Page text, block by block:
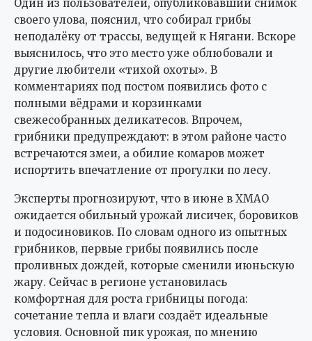
Один из пользователей, опубликовавший снимок
своего улова, пояснил, что собирал грибы
неподалёку от трассы, ведущей к Нягани. Вскоре
выяснилось, что это место уже облюбовали и
другие любители «тихой охоты». В
комментариях под постом появились фото с
полными вёдрами и корзинками
свежесобранных деликатесов. Впрочем,
грибники предупреждают: в этом районе часто
встречаются змеи, а обилие комаров может
испортить впечатление от прогулки по лесу.
Эксперты прогнозируют, что в июне в ХМАО
ожидается обильный урожай лисичек, боровиков
и подосиновиков. По словам одного из опытных
грибников, первые грибы появились после
проливных дождей, которые сменили июньскую
жару. Сейчас в регионе установилась
комфортная для роста грибницы погода:
сочетание тепла и влаги создаёт идеальные
условия. Основной пик урожая, по мнению